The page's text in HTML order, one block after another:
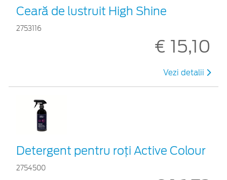
Ceară de lustruit High Shine
2753116
€ 15,10
Vezi detalii
Detergent pentru roți Active Colour
2754500